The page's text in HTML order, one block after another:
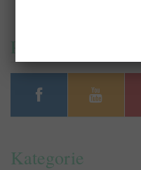
PrzeczytajTo.pl na:
Kategorie